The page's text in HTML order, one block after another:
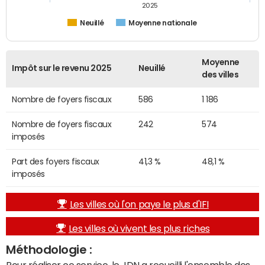
Neuillé Moyenne nationale
2025
Impôt sur le revenu 2025 Neuillé
Moyenne
des villes
Nombre de foyers fiscaux 586 1 186
Nombre de foyers fiscaux
imposés
242 574
Part des foyers fiscaux
imposés
41,3 % 48,1 %
Les villes où l'on paye le plus d'IFI
Les villes où vivent les plus riches
Méthodologie :